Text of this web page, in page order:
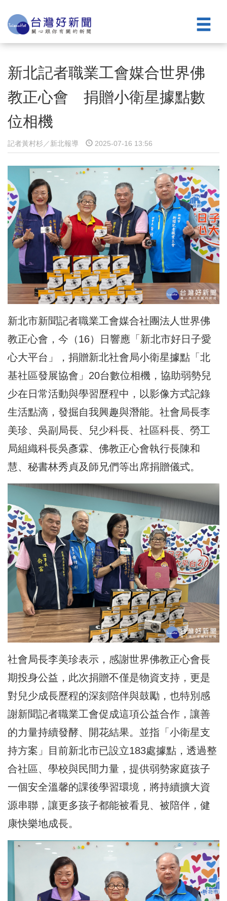
新北記者職業工會媒合世界佛
教正心會 捐贈小衛星據點數
位相機
記者黃村杉／新北報導 2025-07-16 13:56
新北市新聞記者職業工會媒合社團法人世界佛
教正心會 ，今（16）日響應「新北市好日子愛
心大平台」，捐贈新北社會局小衛星據點 「北
基社區發展協會」20台數位相機，協助弱勢兒
少在日常活動與學習歷程中，以影像方式記錄
生活點滴，發掘自我興趣與潛能。社會局長李
美珍、吳副局長、兒少科長、社區科長、勞工
局組織科長吳彥霖、佛教正心會執行長陳和
慧、秘書林秀貞及師兄們等出席捐贈儀式。
社會局長李美珍表示，感謝世界佛教正心會長
期投身公益，此次捐贈不僅是物資支持，更是
對兒少成長歷程的深刻陪伴與鼓勵，也特別感
謝新聞記者職業工會促成這項公益合作，讓善
的力量持續發酵、開花結果。並指「小衛星支
持方案」目前新北市已設立183處據點，透過整
合社區、學校與民間力量，提供弱勢家庭孩子
一個安全溫馨的課後學習環境，將持續擴大資
源串聯，讓更多孩子都能被看見、被陪伴，健
康快樂地成長。